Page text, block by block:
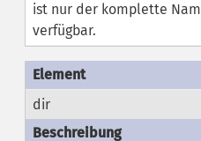
ist nur der komplette
verfügbar.
dir